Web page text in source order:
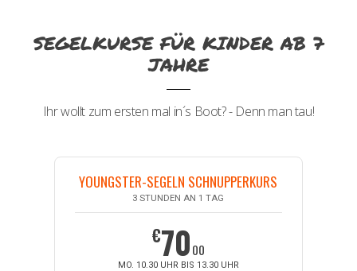
SEGELKURSE FÜR KINDER AB 7
JAHRE
Ihr wollt zum ersten mal in´s Boot? - Denn man tau!
YOUNGSTER-SEGELN SCHNUPPERKURS
3 STUNDEN AN 1 TAG
€7000
MO. 10.30 UHR BIS 13.30 UHR